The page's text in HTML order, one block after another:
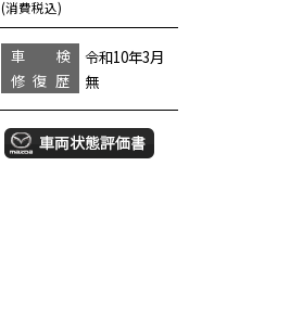
(消費税込)
車 検
令和10年3月
修復歴 無